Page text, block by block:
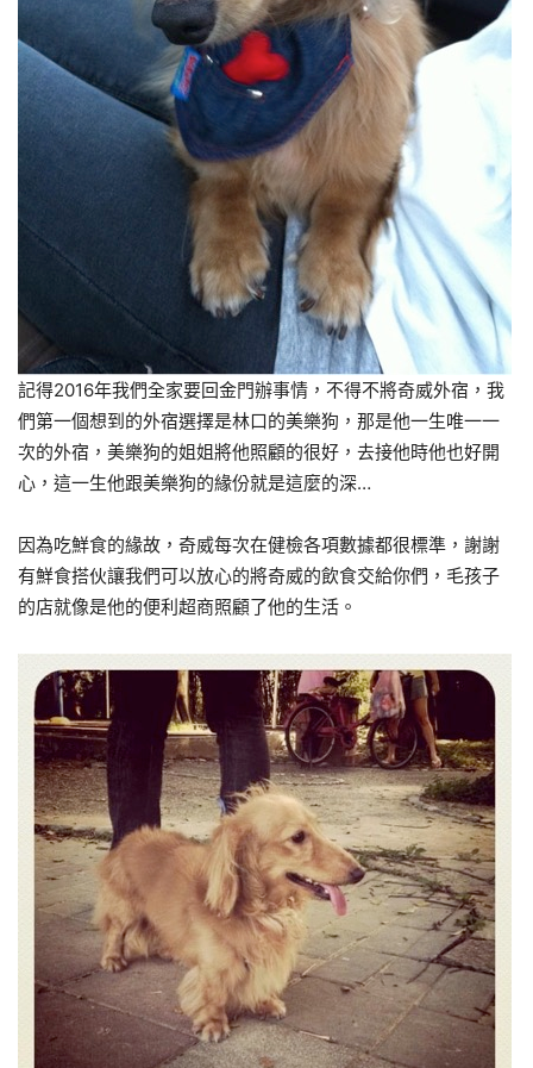
記得2016年我們全家要回金門辦事情，不得不將奇威外宿，我
們第一個想到的外宿選擇是林口的美樂狗，那是他一生唯一一
次的外宿，美樂狗的姐姐將他照顧的很好，去接他時他也好開
心，這一生他跟美樂狗的緣份就是這麼的深…
因為吃鮮食的緣故，奇威每次在健檢各項數據都很標準，謝謝
有鮮食搭伙讓我們可以放心的將奇威的飲食交給你們，毛孩子
的店就像是他的便利超商照顧了他的生活。